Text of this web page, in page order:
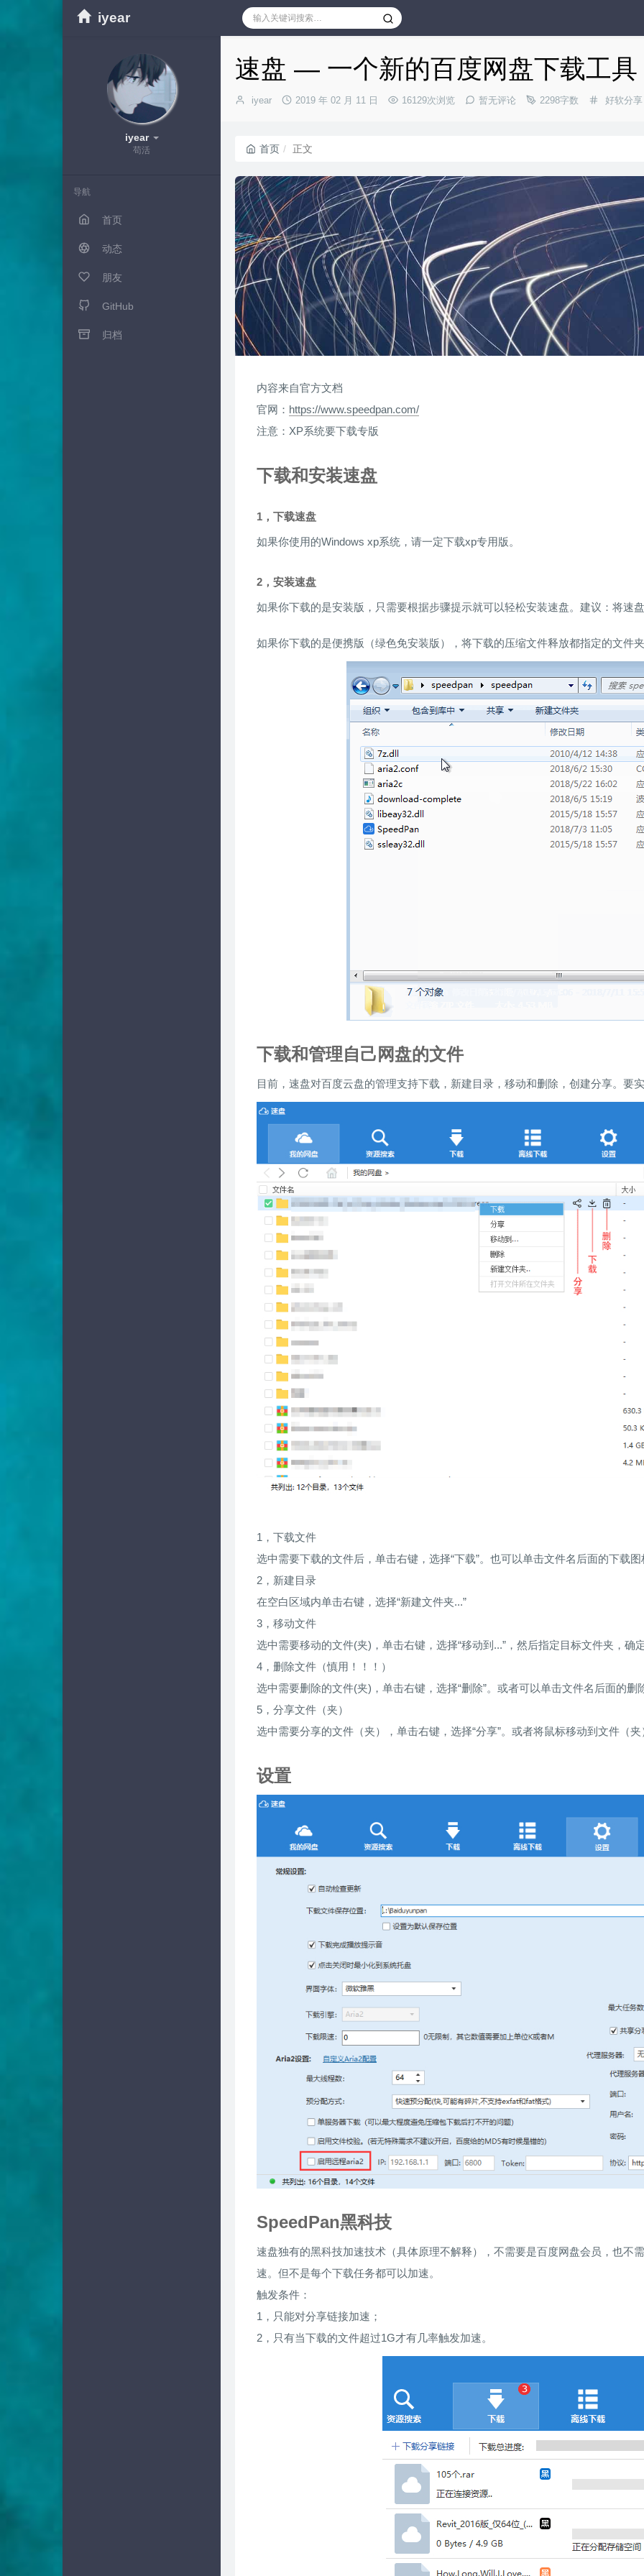
iyear
iyear
苟活
导航
首页
动态
朋友
GitHub
归档
速盘 — 一个新的百度网盘下载工具
博
iyear
发
2019 年 02 月 11 日 16129次浏览 暂无评论 2298字数
分
好软分享
首页 正文
内容来自官方文档
官网： https://www.speedpan.com/
注意：XP系统要下载专版
下载和安装速盘
1，下载速盘
如果你使用的Windows xp系统，请一定下载xp专用版。
2，安装速盘
如果你下载的是安装版，只需要根据步骤提示就可以轻松安装速盘。建议：将速
如果你下载的是便携版（绿色免安装版），将下载的压缩文件释放都指定的文件
下载和管理自己网盘的文件
目前，速盘对百度云盘的管理支持下载，新建目录，移动和删除，创建分享。要
1，下载文件
选中需要下载的文件后，单击右键，选择“下载”。也可以单击文件名后面的下载图
2，新建目录
在空白区域内单击右键，选择“新建文件夹...”
3，移动文件
选中需要移动的文件(夹)，单击右键，选择“移动到...”，然后指定目标文件夹，确
4，删除文件（慎用！！！）
选中需要删除的文件(夹)，单击右键，选择“删除”。或者可以单击文件名后面的删
5，分享文件（夹）
选中需要分享的文件（夹），单击右键，选择“分享”。或者将鼠标移动到文件（
设置
SpeedPan黑科技
速盘独有的黑科技加速技术（具体原理不解释），不需要是百度网盘会员，也不
速。但不是每个下载任务都可以加速。
触发条件：
1，只能对分享链接加速；
2，只有当下载的文件超过1G才有几率触发加速。